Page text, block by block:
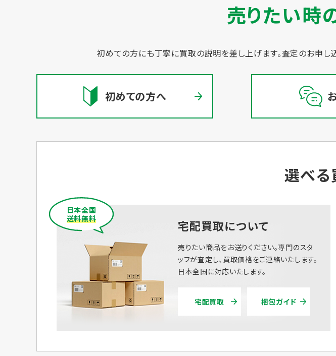
売りたい時
初めての方にも丁寧に買取の説明を差し上げます。査定のお申し
初めての方へ
選べ
宅配買取について
日本全国
送料無料
売りたい商品をお送りください。専門のスタ
ッフが査定し、買取価格をご連絡いたします。
日本全国に対応いたします。
宅配買取 梱包ガイド